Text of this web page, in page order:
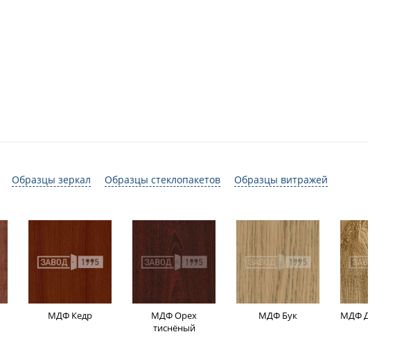
Образцы зеркал Образцы стеклопакетов
Образцы витражей
МДФ Кедр
МДФ Орех
тиснёный
МДФ Бук МДФ Дуб